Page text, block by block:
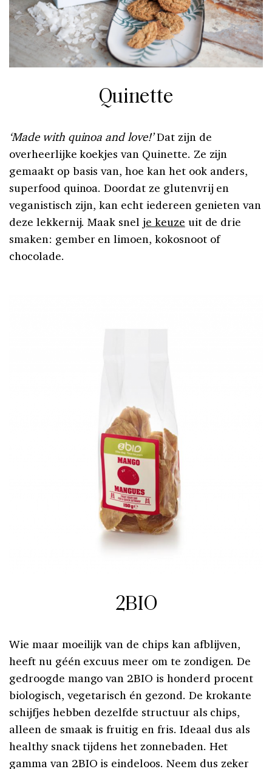
Quinette
‘Made with quinoa and love!’Dat zijn de
overheerlijke koekjes van Quinette. Ze zijn
gemaakt op basis van, hoe kan het ook anders,
superfood quinoa. Doordat ze glutenvrij en
veganistisch zijn, kan echt iedereen genieten van
deze lekkernij. Maak snel je keuze uit de drie
smaken: gember en limoen, kokosnoot of
chocolade.
2BIO
Wie maar moeilijk van de chips kan afblijven,
heeft nu géén excuus meer om te zondigen. De
gedroogde mango van 2BIO is honderd procent
biologisch, vegetarisch én gezond. De krokante
schijfjes hebben dezelfde structuur als chips,
alleen de smaak is fruitig en fris. Ideaal dus als
healthy snack tijdens het zonnebaden. Het
gamma van 2BIO is eindeloos. Neem dus zeker